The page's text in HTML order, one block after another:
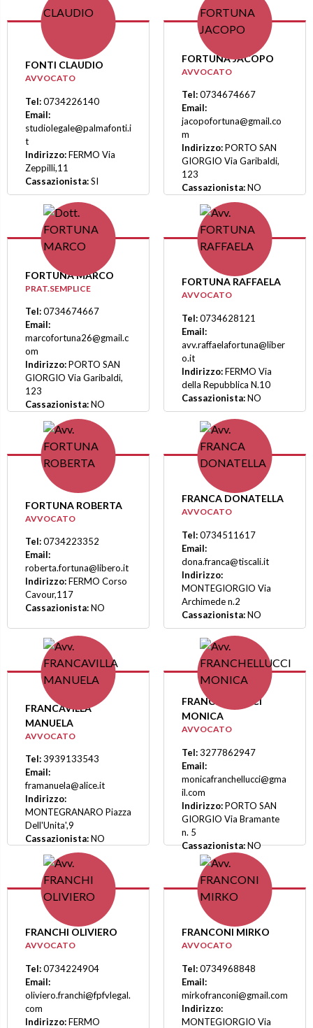
FONTI CLAUDIO
AVVOCATO
Tel:0734226140
Email:
studiolegale@palmafonti.i
t
Indirizzo:FERMO Via
Zeppilli,11
Cassazionista:SI
FORTUNA JACOPO
AVVOCATO
Tel:0734674667
Email:
jacopofortuna@gmail.co
m
Indirizzo:PORTO SAN
GIORGIO Via Garibaldi,
123
Cassazionista:NO
FORTUNA MARCO
PRAT.SEMPLICE
Tel:0734674667
Email:
marcofortuna26@gmail.c
om
Indirizzo:PORTO SAN
GIORGIO Via Garibaldi,
123
Cassazionista:NO
FORTUNA RAFFAELA
AVVOCATO
Tel:0734628121
Email:
avv.raffaelafortuna@liber
o.it
Indirizzo:FERMO Via
della Repubblica N.10
Cassazionista:NO
FORTUNA ROBERTA
AVVOCATO
Tel:0734223352
Email:
roberta.fortuna@libero.it
Indirizzo:FERMO Corso
Cavour,117
Cassazionista:NO
FRANCA DONATELLA
AVVOCATO
Tel:0734511617
Email:
dona.franca@tiscali.it
Indirizzo:
MONTEGIORGIO Via
Archimede n.2
Cassazionista:NO
FRANCAVILLA
MANUELA
AVVOCATO
Tel:3939133543
Email:
framanuela@alice.it
Indirizzo:
MONTEGRANARO Piazza
Dell'Unita',9
Cassazionista:NO
FRANCHELLUCCI
MONICA
AVVOCATO
Tel:3277862947
Email:
monicafranchellucci@gma
il.com
Indirizzo:PORTO SAN
GIORGIO Via Bramante
n. 5
Cassazionista:NO
FRANCHI OLIVIERO
AVVOCATO
Tel:0734224904
Email:
oliviero.franchi@fpfvlegal.
com
Indirizzo:FERMO
FRANCONI MIRKO
AVVOCATO
Tel:0734968848
Email:
mirkofranconi@gmail.com
Indirizzo:
MONTEGIORGIO Via